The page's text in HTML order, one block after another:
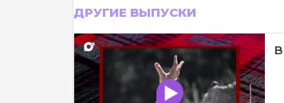
ДРУГИЕ ВЫПУСКИ